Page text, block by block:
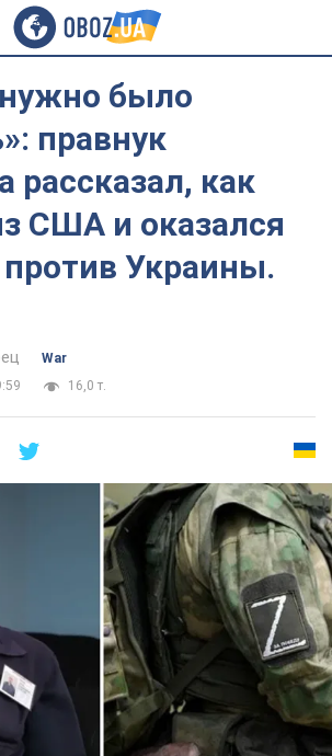
было
правнук
рассказал, как
США и оказался
против Украины.
War
16,0 т.